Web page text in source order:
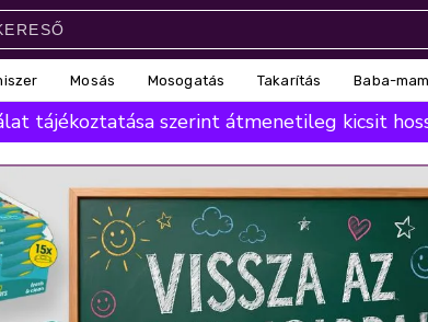
Mosás Mosogatás Takarítás Baba-
tájékoztatása szerint átmenetileg kicsit